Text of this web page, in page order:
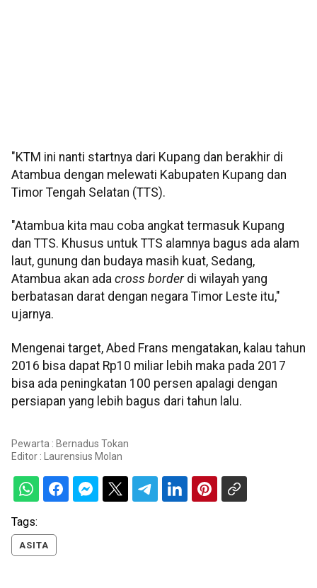
"KTM ini nanti startnya dari Kupang dan berakhir di
Atambua dengan melewati Kabupaten Kupang dan
Timor Tengah Selatan (TTS).
"Atambua kita mau coba angkat termasuk Kupang
dan TTS. Khusus untuk TTS alamnya bagus ada alam
laut, gunung dan budaya masih kuat, Sedang,
Atambua akan ada cross borderdi wilayah yang
berbatasan darat dengan negara Timor Leste itu,"
ujarnya.
Mengenai target, Abed Frans mengatakan, kalau tahun
2016 bisa dapat Rp10 miliar lebih maka pada 2017
bisa ada peningkatan 100 persen apalagi dengan
persiapan yang lebih bagus dari tahun lalu.
Pewarta : Bernadus Tokan
Editor : Laurensius Molan
Tags:
ASITA